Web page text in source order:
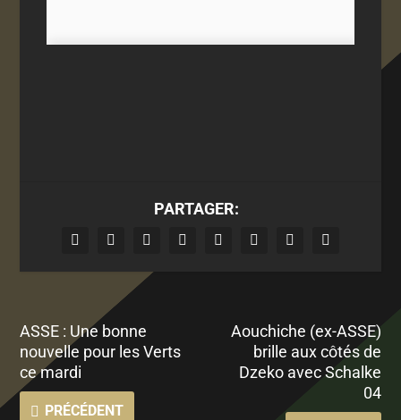
PARTAGER:
ASSE : Une bonne
nouvelle pour les Verts
ce mardi
PRÉCÉDENT
Aouchiche (ex-ASSE)
brille aux côtés de
Dzeko avec Schalke
04